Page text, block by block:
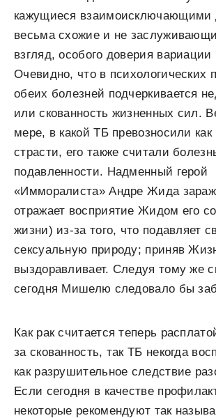
кажущиеся взаимоисключающими
весь­ма схожие и не
взгляд, особого доверия вариации
Очевидно, что в психоло­гических
обеих болезней подчеркивается
или скованность жизненных сил.
мере, в какой ТБ превозносили как
страсти, его также считали
подавленности. Надменный герой
«Имморалиста» Андре Жида
отражает восприятие Жидом его
жизни) из­-за того, что подавляет
сексу­альную природу; приняв
выздоравли­вает. Следуя тому же
сегодня Мишелю следо­вало бы
Как рак считается теперь
за скованность, так ТБ некогда
как разрушительное следствие
Если сегодня в качестве
некоторые рекомендуют так